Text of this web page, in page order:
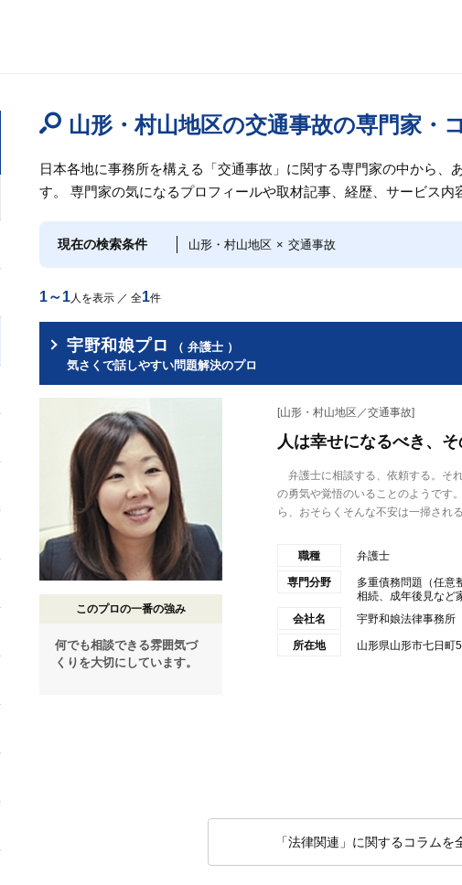
山形・村山地区の交通事故の専門家・
日本各地に事務所を構える「交通事故」に関する専門家の中から、
す。 専門家の気になるプロフィールや取材記事、経歴、サービス内
現在の検索条件 山形・村山地区 × 交通事故
1～1人を表示 ／ 全1件
宇野和娘プロ
（ 弁護士 ）
気さくで話しやすい問題解決のプロ
このプロの一番の強み
何でも相談できる雰囲気づ
くりを大切にしています。
[山形・村山地区／交通事故]
人は幸せになるべき、
弁護士に相談する、依頼する。そ
の勇気や覚悟のいることのようです
ら、おそらくそんな不安は一掃され
職種 弁護士
専門分野
多重債務問題（任意
相続、成年後見など
会社名
宇野和娘法律事務所
所在地 山形県山形市七日町
「法律関連」に関するコラムを